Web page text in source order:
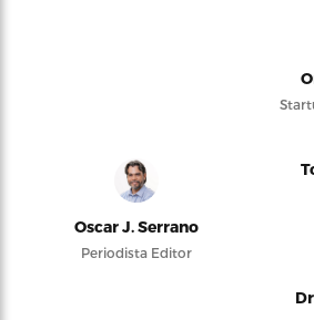
Oscar J. Serrano
Periodista Editor